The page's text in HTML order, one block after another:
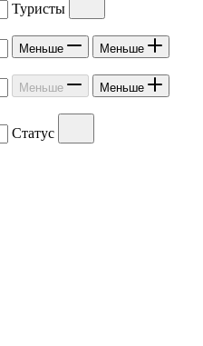
Туристы
Меньше Меньше
Меньше Меньше
Статус